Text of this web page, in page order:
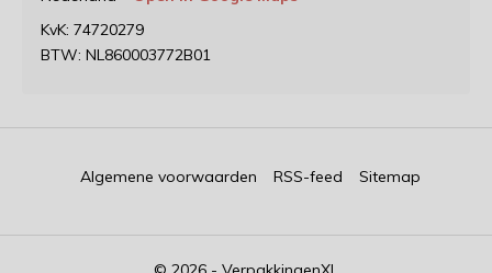
KvK: 74720279
BTW: NL860003772B01
Algemene voorwaarden RSS-feed Sitemap